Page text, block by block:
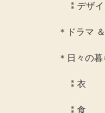
⁑デザ
＊ドラマ
＊日々の暮
⁑衣
⁑食